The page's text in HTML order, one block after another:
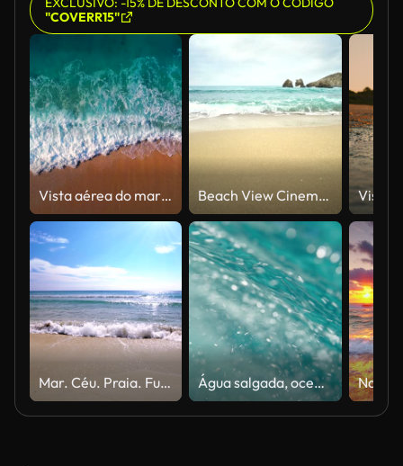
"COVERR15"
Vista aérea do mar e das ondas claros de turquesa Beach View Cinemagraphs - resolução 4k
Mar. Céu. Praia. Fundo do feriado Água salgada, oceano e bolhas com ondas de líquido natural, mar azul ou respingos de água ou terra. Closeup de ondulações na praia tropical ensolarada ou ilha ao sol com gotas caindo da natureza em movimento